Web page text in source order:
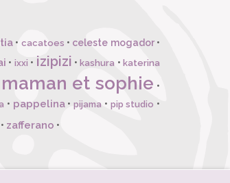
• cacatoes • celeste mogador•
• ixxi • izipizi •kashura •katerina
maman et sophie •
• pappelina•pijama • pip studio •
• zafferano •